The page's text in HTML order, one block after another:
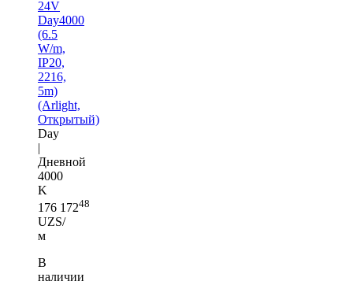
24V
Day4000
(6.5
W/m,
IP20,
2216,
5m)
(Arlight,
Открытый)
Day
|
Дневной
4000
K
176 17248
UZS/
м
В
наличии